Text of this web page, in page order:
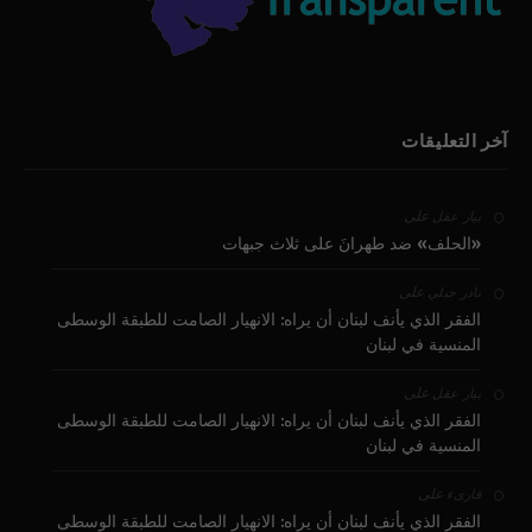
آخر التعليقات
بيار عقل على
«الحلف» ضد طهرانَ على ثلاث جبهات
نادر جبلي على
الفقر الذي يأنف لبنان أن يراه: الانهيار الصامت للطبقة الوسطى
المنسية في لبنان
بيار عقل على
الفقر الذي يأنف لبنان أن يراه: الانهيار الصامت للطبقة الوسطى
المنسية في لبنان
قارىء على
الفقر الذي يأنف لبنان أن يراه: الانهيار الصامت للطبقة الوسطى